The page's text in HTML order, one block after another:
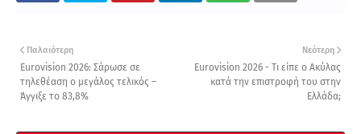
Νεότερη
Eurovision 2026 - Τι είπε ο Ακύλας
κατά την επιστροφή του στην
Ελλάδα;
Παλαιότερη
Eurovision 2026: Σάρωσε σε
τηλεθέαση ο μεγάλος τελικός –
Άγγιξε το 83,8%